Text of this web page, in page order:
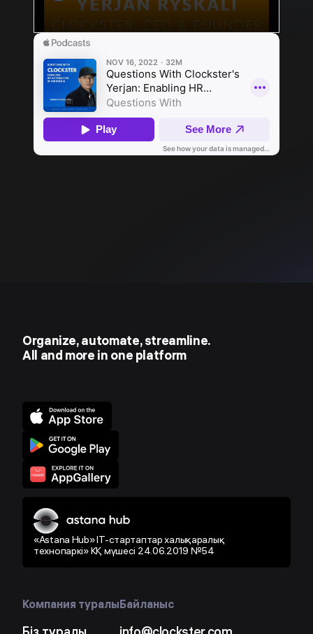
Organize, automate, streamline.
All and more in one platform
«Astana Hub» IT-стартаптар халықаралық
технопаркі» КҚ мүшесі 24.06.2019 №54
Компания туралыБайланыс